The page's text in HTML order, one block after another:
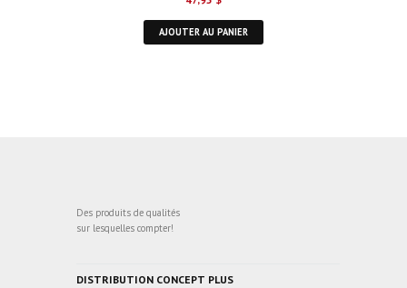
AJOUTER AU PANIER
Des produits de qualités
sur lesquelles compter!
DISTRIBUTION CONCEPT PLUS